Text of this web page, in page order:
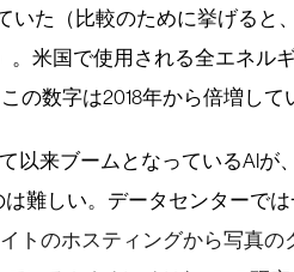
いた（比較のために挙げると
。米国で使用される全エネル
の数字は2018年から倍増して
以来ブームとなっているAIが
難しい。データセンターでは
トのホスティングから写真の